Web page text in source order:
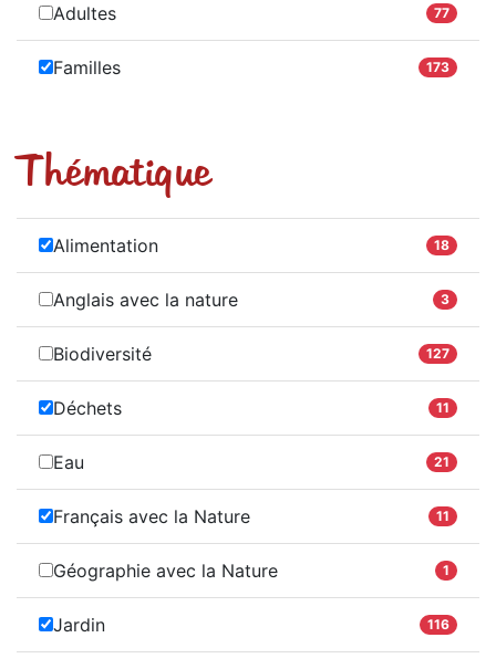
Adultes 77
Familles 173
Thématique
Alimentation 18
Anglais avec la nature 3
Biodiversité 127
Déchets 11
Eau 21
Français avec la Nature 11
Géographie avec la Nature 1
Jardin 116